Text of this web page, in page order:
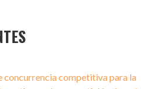
concurrencia competitiva para la